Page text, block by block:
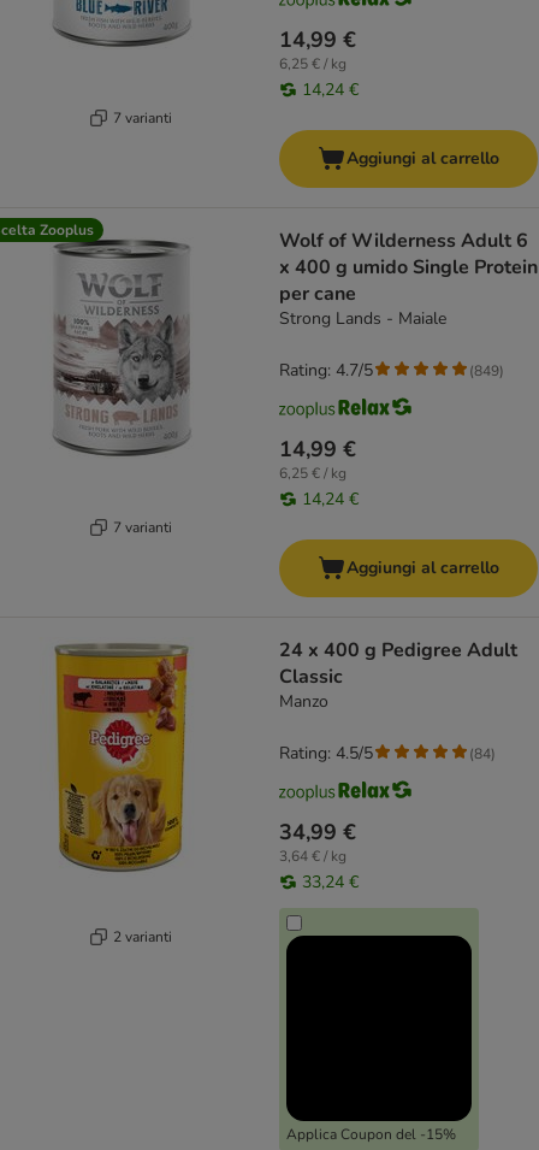
7 varianti
14,99 €
6,25 € / kg
14,24 €
Aggiungi al carrello
Zooplus
7 varianti
Wolf of Wilderness Adult 6
x 400 g umido Single Protein
per cane
Strong Lands - Maiale
14,99 €
6,25 € / kg
14,24 €
Rating: 4.7/5 (849)
Aggiungi al carrello
2 varianti
24 x 400 g Pedigree Adult
Classic
Manzo
34,99 €
3,64 € / kg
33,24 €
Applica Coupon del -15%
Rating: 4.5/5 (84)